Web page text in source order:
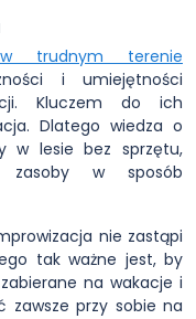
trudnym terenie
i umiejętności
Kluczem do ich
Dlatego wiedza o
w lesie bez sprzętu,
zasoby w sposób
nie zastąpi
tak ważne jest, by
na wakacje i
przy sobie na